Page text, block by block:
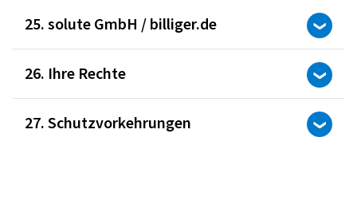
25. solute GmbH / billiger.de
26. Ihre Rechte
27. Schutzvorkehrungen